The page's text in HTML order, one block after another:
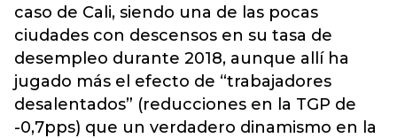
caso de Cali, siendo una de las pocas
ciudades con descensos en su tasa de
desempleo durante 2018, aunque allí ha
jugado más el efecto de “trabajadores
desalentados” (reducciones en la TGP de
-0,7pps) que un verdadero dinamismo en la